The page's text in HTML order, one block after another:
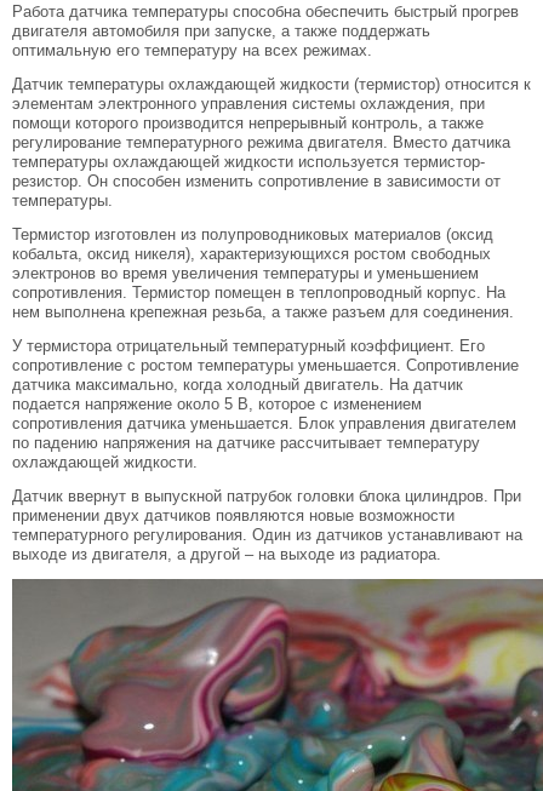
Работа датчика температуры способна обеспечить быстрый прогрев
двигателя автомобиля при запуске, а также поддержать
оптимальную его температуру на всех режимах.
Датчик температуры охлаждающей жидкости (термистор) относится к
элементам электронного управления системы охлаждения, при
помощи которого производится непрерывный контроль, а также
регулирование температурного режима двигателя. Вместо датчика
температуры охлаждающей жидкости используется термистор-
резистор. Он способен изменить сопротивление в зависимости от
температуры.
Термистор изготовлен из полупроводниковых материалов (оксид
кобальта, оксид никеля), характеризующихся ростом свободных
электронов во время увеличения температуры и уменьшением
сопротивления. Термистор помещен в теплопроводный корпус. На
нем выполнена крепежная резьба, а также разъем для соединения.
У термистора отрицательный температурный коэффициент. Его
сопротивление с ростом температуры уменьшается. Сопротивление
датчика максимально, когда холодный двигатель. На датчик
подается напряжение около 5 В, которое с изменением
сопротивления датчика уменьшается. Блок управления двигателем
по падению напряжения на датчике рассчитывает температуру
охлаждающей жидкости.
Датчик ввернут в выпускной патрубок головки блока цилиндров. При
применении двух датчиков появляются новые возможности
температурного регулирования. Один из датчиков устанавливают на
выходе из двигателя, а другой – на выходе из радиатора.